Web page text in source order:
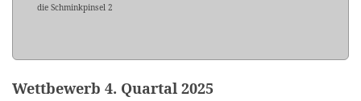
die Schminkpinsel 2
Wettbewerb 4. Quartal 2025